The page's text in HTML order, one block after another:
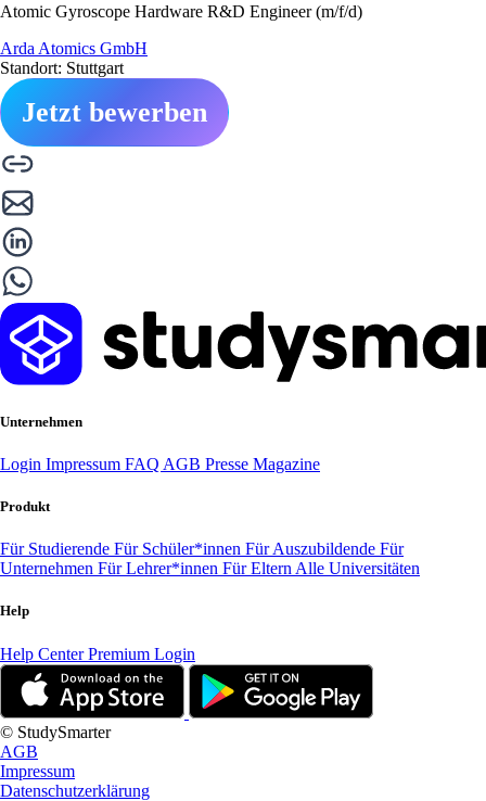
Atomic Gyroscope Hardware R&D Engineer (m/f/d)
Arda Atomics GmbH
Standort: Stuttgart
Jetzt bewerben
Unternehmen
Login Impressum FAQ AGB Presse Magazine
Produkt
Für Studierende Für Schüler*innen Für Auszubildende Für
Unternehmen Für Lehrer*innen Für Eltern Alle Universitäten
Help
Help CenterPremium Login
© StudySmarter
AGB
Impressum
Datenschutzerklärung